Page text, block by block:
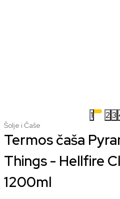
1 23
Šolje i Čaše
Termos čaša
Things - Hellfire
1200ml